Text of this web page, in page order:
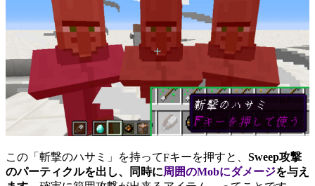
この「斬撃のハサミ」を持ってFキーを押すと、 Sweep攻撃
のパーティクルを出し、同時に周囲のMobにダメージを与え